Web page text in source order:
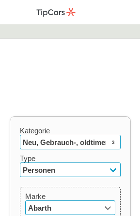
Kategorie
Neu, Gebrauch-, oldtimer
3
Type
Personen
Marke
Abarth